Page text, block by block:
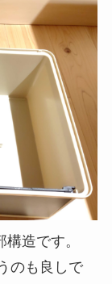
造です。
のも良しで